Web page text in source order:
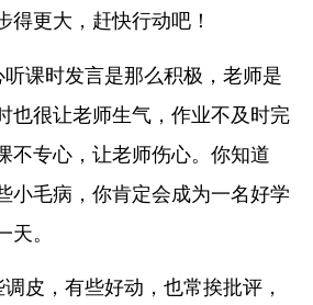
得更大，赶快行动吧！
课时发言是那么积极，老师是
也很让老师生气，作业不及时完
不专心，让老师伤心。你知道
小毛病，你肯定会成为一名好学
天。
皮，有些好动，也常挨批评，